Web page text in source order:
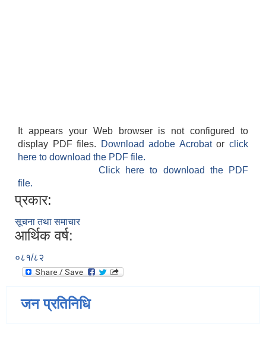
It appears your Web browser is not configured to
display PDF files.
Download adobe Acrobatorclick
here to download the PDF file.
Click here to download the PDF
file.
प्रकार:
सूचना तथा समाचार
आर्थिक वर्ष:
०८१/८२
जन प्रतिनिधि